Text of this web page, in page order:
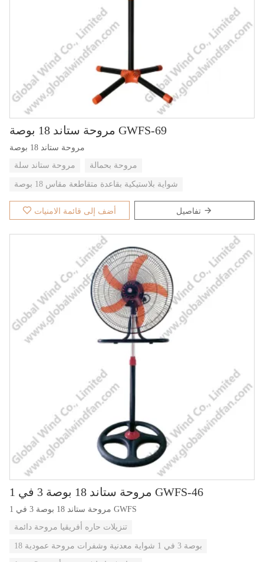
مروحة ستاند 18 بوصة GWFS-69
مروحة ستاند 18 بوصة
مروحة ستاند سلة
مروحة بحمالة
شواية بلاستيكية بقاعدة متقاطعة مقاس 18 بوصة
أضف إلى قائمة الامنيات تفاصيل
مروحة ستاند 18 بوصة 3 في 1 GWFS-46
مروحة ستاند 18 بوصة 3 في 1 GWFS
تنزيلات حاره أفريقيا مروحة دائمة
18 بوصة 3 في 1 شواية معدنية وشفرات مروحة عمودية